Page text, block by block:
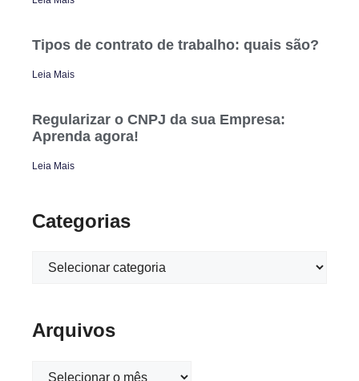
Tipos de contrato de trabalho: quais são?
Leia Mais
Regularizar o CNPJ da sua Empresa:
Aprenda agora!
Leia Mais
Categorias
Arquivos